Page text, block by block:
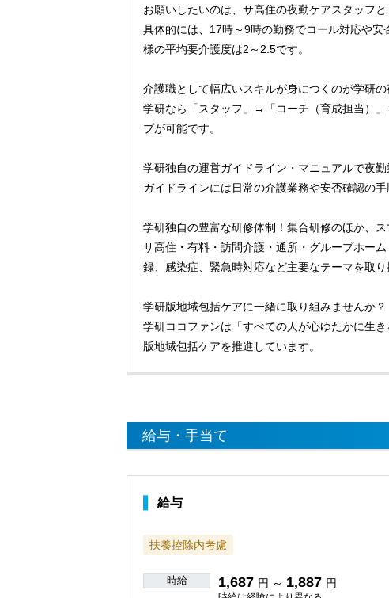
お願いしたいのは、サ高住の夜勤ケアスタッフ
具体的には、17時～9時の勤務でコール対応や
様の平均要介護度は2～2.5です。
介護職として幅広いスキルが身につくのが学研
学研なら「スタッフ」→「コーチ（育成担当）
プが可能です。
学研独自の運営ガイドライン・マニュアルで夜
ガイドラインには日常の介護業務や安否確認の
学研独自の豊富な研修体制！集合研修のほか、
サ高住・有料・訪問介護・通所・グループホー
録、感染症、緊急時対応など主要なテーマを取
学研版地域包括ケアに一緒に取り組みませんか？
学研ココファンは「すべての人が心ゆたかに生
版地域包括ケアを推進しています。
給与・手当て
給与
扶養控除内考慮
時給 1,687 円 ～ 1,887 円